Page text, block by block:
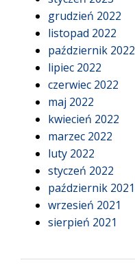
grudzień 2022
listopad 2022
październik 2022
lipiec 2022
czerwiec 2022
maj 2022
kwiecień 2022
marzec 2022
luty 2022
styczeń 2022
październik 2021
wrzesień 2021
sierpień 2021